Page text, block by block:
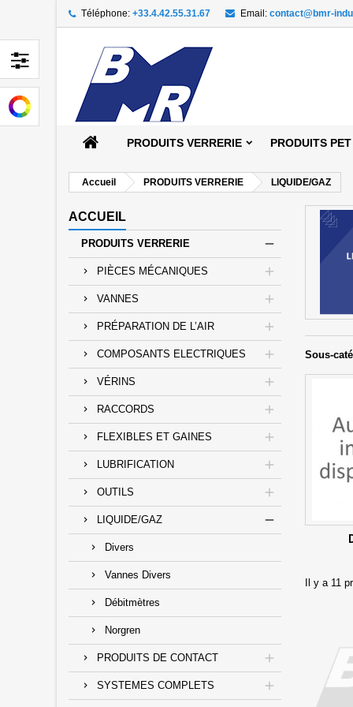
Téléphone: +33.4.42.55.31.67 Email: contact@bmr-
PRODUITS VERRERIE PRODUITS PET
Accueil PRODUITS VERRERIE LIQUIDE/GAZ
ACCUEIL
PRODUITS VERRERIE
PIÈCES MÉCANIQUES
VANNES
PRÉPARATION DE L’AIR
COMPOSANTS ELECTRIQUES
VÉRINS
RACCORDS
FLEXIBLES ET GAINES
LUBRIFICATION
OUTILS
LIQUIDE/GAZ
Divers
Vannes Divers
Débitmètres
Norgren
PRODUITS DE CONTACT
SYSTEMES COMPLETS
Sous-
Il y a 11